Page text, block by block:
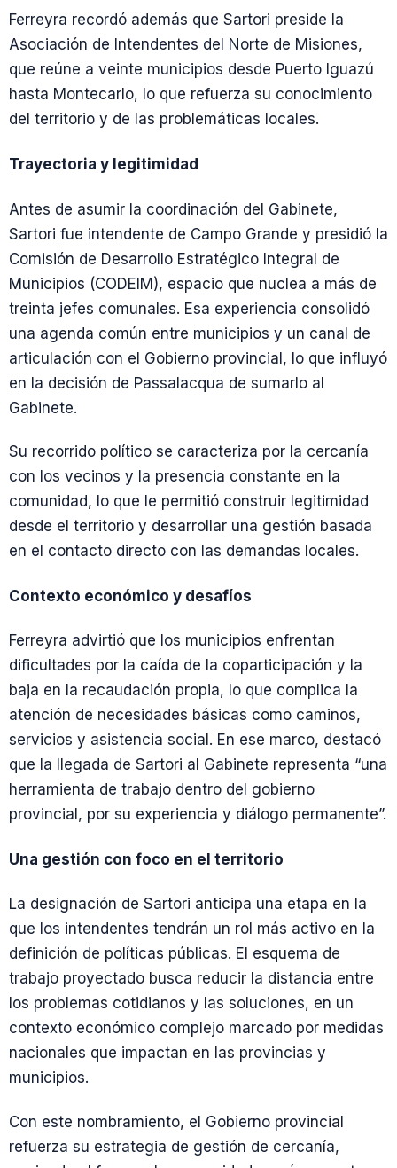
Ferreyra recordó además que Sartori preside la
Asociación de Intendentes del Norte de Misiones,
que reúne a veinte municipios desde Puerto Iguazú
hasta Montecarlo, lo que refuerza su conocimiento
del territorio y de las problemáticas locales.
Trayectoria y legitimidad
Antes de asumir la coordinación del Gabinete,
Sartori fue intendente de Campo Grande y presidió la
Comisión de Desarrollo Estratégico Integral de
Municipios (CODEIM), espacio que nuclea a más de
treinta jefes comunales. Esa experiencia consolidó
una agenda común entre municipios y un canal de
articulación con el Gobierno provincial, lo que influyó
en la decisión de Passalacqua de sumarlo al
Gabinete.
Su recorrido político se caracteriza por la cercanía
con los vecinos y la presencia constante en la
comunidad, lo que le permitió construir legitimidad
desde el territorio y desarrollar una gestión basada
en el contacto directo con las demandas locales.
Contexto económico y desafíos
Ferreyra advirtió que los municipios enfrentan
dificultades por la caída de la coparticipación y la
baja en la recaudación propia, lo que complica la
atención de necesidades básicas como caminos,
servicios y asistencia social. En ese marco, destacó
que la llegada de Sartori al Gabinete representa “una
herramienta de trabajo dentro del gobierno
provincial, por su experiencia y diálogo permanente”.
Una gestión con foco en el territorio
La designación de Sartori anticipa una etapa en la
que los intendentes tendrán un rol más activo en la
definición de políticas públicas. El esquema de
trabajo proyectado busca reducir la distancia entre
los problemas cotidianos y las soluciones, en un
contexto económico complejo marcado por medidas
nacionales que impactan en las provincias y
municipios.
Con este nombramiento, el Gobierno provincial
refuerza su estrategia de gestión de cercanía,